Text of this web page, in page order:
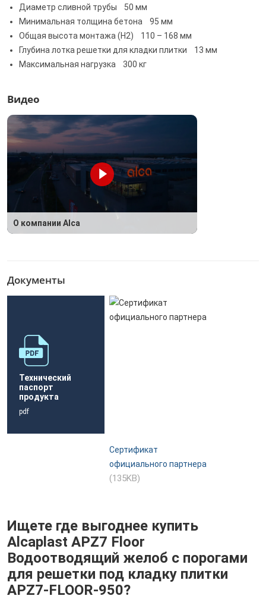
Диаметр сливной трубы 50 мм
Минимальная толщина бетона 95 мм
Общая высота монтажа (H2) 110 – 168 мм
Глубина лотка решетки для кладки плитки 13 мм
Максимальная нагрузка 300 кг
Видео
О компании Alca
Документы
Технический
паспорт
продукта
pdf
Сертификат
официального партнера
(135KB)
Ищете где выгоднее купить
Alcaplast APZ7 Floor
Водоотводящий желоб с порогами
для решетки под кладку плитки
APZ7-FLOOR-950?